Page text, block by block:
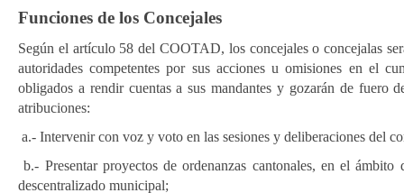
Funciones de los Concejales
Según el artículo 58 del COOTAD, los concejales o concejalas
autoridades competentes por sus acciones u omisiones en el
obligados a rendir cuentas a sus mandantes y gozarán de fuero
atribuciones:
a.- Intervenir con voz y voto en las sesiones y deliberaciones del
b.- Presentar proyectos de ordenanzas cantonales, en el
descentralizado municipal;